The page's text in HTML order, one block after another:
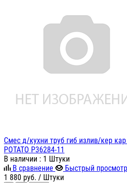
Смес д/кухни труб гиб излив/кер
POTATO P36284-11
В наличии : 1 Штуки
В сравнение
Быстрый просмотр
1 880 руб. / Штуки